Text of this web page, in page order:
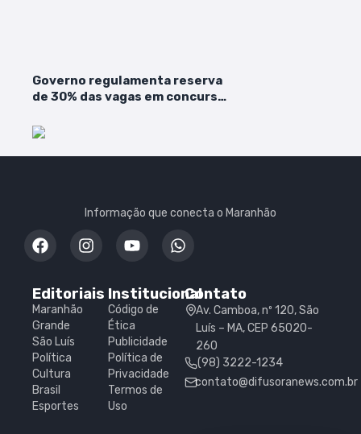
Governo regulamenta reserva
de 30% das vagas em concursos
indígenas e quilombolas
Informação que conecta o Maranhão
Editoriais
Maranhão
Grande
São Luís
Política
Cultura
Brasil
Esportes
Institucional
Código de
Ética
Publicidade
Política de
Privacidade
Termos de
Uso
Contato
Av. Camboa, nº 120, São
Luís – MA, CEP 65020-
260
(98) 3222-1234
contato@difusoranews.com.br